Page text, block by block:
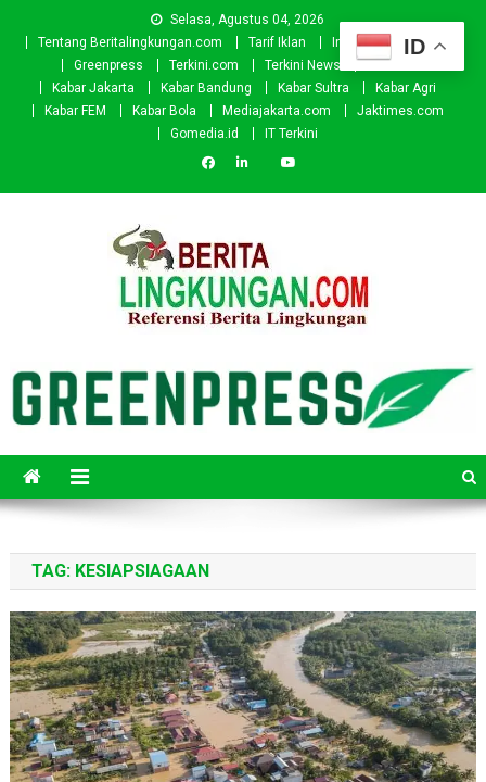
Selasa, Agustus 04, 2026
Tentang Beritalingkungan.com
Tarif Iklan Investor
Donasi
Greenpress
Terkini.com Terkini News
Kabar.id
Kabar Jakarta
Kabar Bandung Kabar Sultra
Kabar Agri
Kabar FEM
Kabar Bola Mediajakarta.com
Jaktimes.com
Gomedia.id
IT Terkini
TAG: KESIAPSIAGAAN
ID